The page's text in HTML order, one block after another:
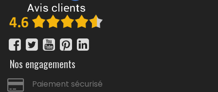
Nos engagements
Paiement sécurisé